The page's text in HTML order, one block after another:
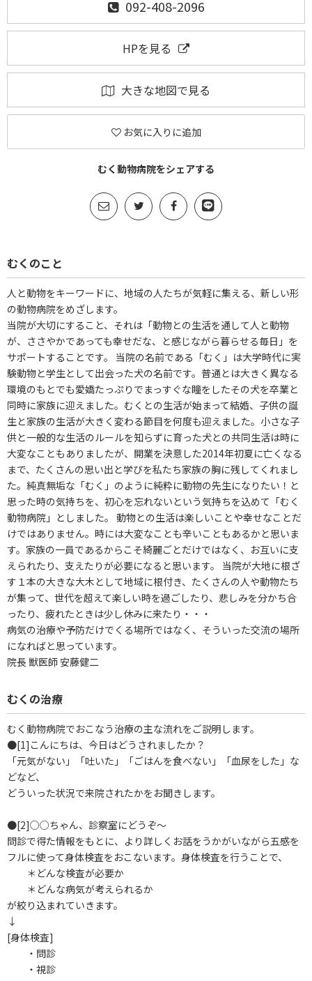
092-408-2096
HPを見る
大きな地図で見る
お気に入りに追加
むく動物病院をシェアする
むくのこと
人と動物をキーワードに、地域の人たちが気軽に集える、新しい形
の動物病院をめざします。
当院が大切にすること、それは「動物との生活を通して人と動物
が、ささやかであっても幸せだな、と感じながら暮らせる毎日」を
サポートすることです。 当院の名前である「むく」は大学時代に実
験動物と学生として出会った犬の名前です。普通とは大きく異なる
環境のもとでも愛嬌たっぷりでまっすぐな瞳をしたその犬を卒業と
同時に家族に迎えました。むくとの生活が始まって結婚、子供の誕
生と家族の生活が大きく変わる節目を何度も迎えました。小さな子
供と一般的な生活のルールを知らずに育った犬との共同生活は時に
大変なこともありましたが、開業を決意した2014年初夏に亡くなる
まで、たくさんの思い出と学びを私たち家族の胸に残してくれまし
た。純真無垢な「むく」のように純粋に動物の先生になりたい！と
思った時の気持ちを、初心を忘れないという気持ちを込めて「むく
動物病院」としました。 動物との生活は楽しいことや幸せなことだ
けではありません。時には大変なことも辛いこともあるかと思いま
す。家族の一員であるからこそ綺麗ごとだけではなく、お互いに支
えられたり、支えたりが必要になると思います。 当院が大地に根ざ
す１本の大きな大木として地域に根付き、たくさんの人や動物たち
が集って、世代を超えて楽しい時を過ごしたり、悲しみを分かち合
ったり、疲れたときは少し休みに来たり・・・
病気の治療や予防だけでくる場所ではなく、そういった交流の場所
になればと思っています。
院長 獣医師 安藤健二
むくの治療
むく動物病院でおこなう治療の主な流れをご説明します。
●[1]こんにちは、今日はどうされましたか？
「元気がない」「吐いた」「ごはんを食べない」「血尿をした」な
どなど、
どういった状況で来院されたかをお聞きします。
●[2]○○ちゃん、診察室にどうぞ～
問診で得た情報をもとに、より詳しくお話をうかがいながら五感を
フルに使って身体検査をおこないます。身体検査を行うことで、
＊どんな検査が必要か
＊どんな病気が考えられるか
が絞り込まれていきます。
↓
[身体検査]
・問診
・視診